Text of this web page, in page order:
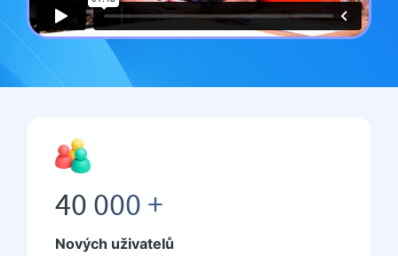
40 000 +
Nových uživatelů